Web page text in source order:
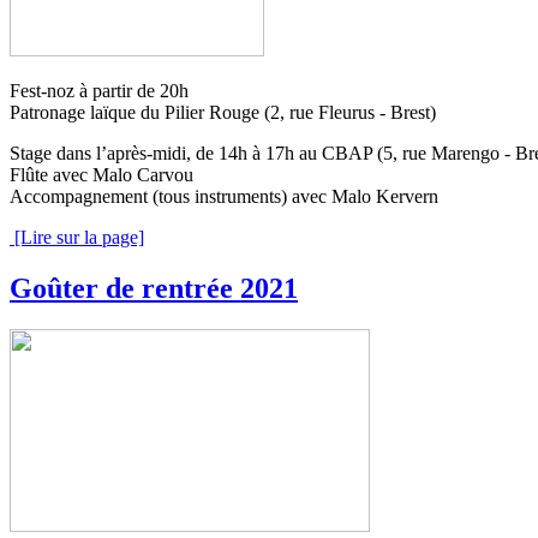
Fest-noz à partir de 20h
Patronage laïque du Pilier Rouge (2, rue Fleurus - Brest)
Stage dans l’après-midi, de 14h à 17h au CBAP (5, rue Marengo -
Flûte avec Malo Carvou
Accompagnement (tous instruments) avec Malo Kervern
[Lire sur la page]
Goûter de rentrée 2021